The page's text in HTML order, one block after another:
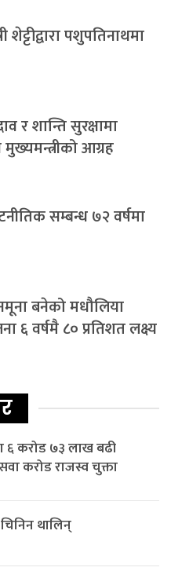
शेट्टीद्वारा पशुपतिनाथमा
र शान्ति सुरक्षामा
आग्रह
सम्बन्ध ७२ वर्षमा
बनेको मधौलिया
६ वर्षमै ८० प्रतिशत लक्ष्य
६ करोड ७३ लाख बढी
करोड राजस्व चुक्ता
थालिन्